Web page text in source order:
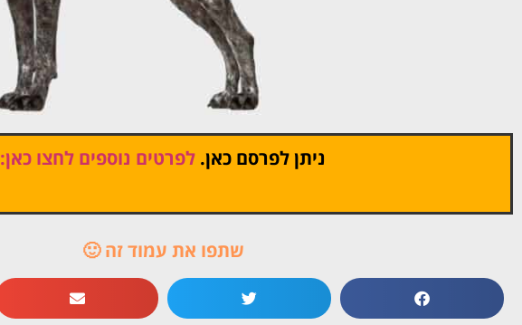
ניתן לפרסם כאן. לפרטים נוספים לחצו כאן:
שתפו את עמוד זה 🙂